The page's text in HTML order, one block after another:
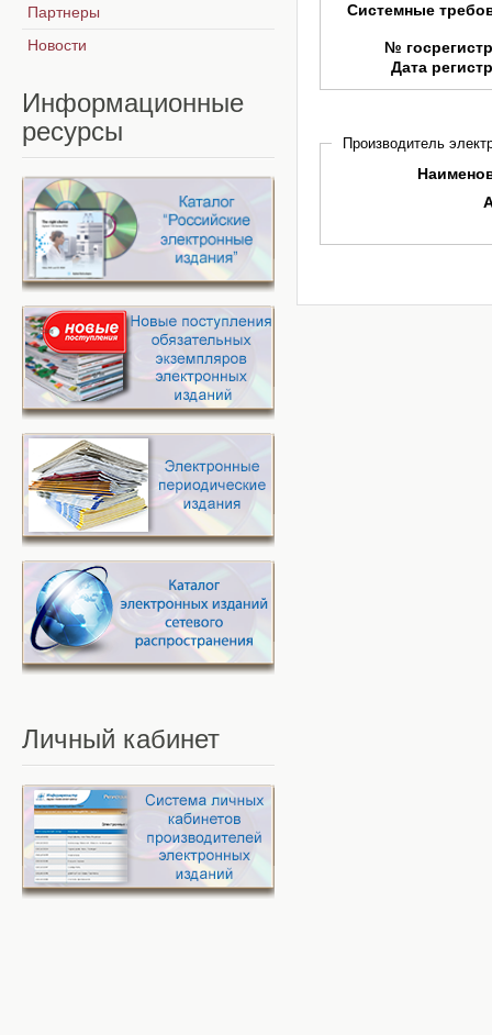
Системные
№
Дата
Производитель
Партнеры
Новости
Информационные
ресурсы
Личный кабинет